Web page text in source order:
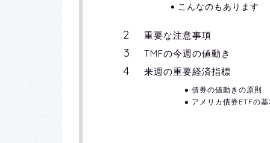
こんなのもあります
重要な注意事項
TMFの今週の値動き
来週の重要経済指標
債券の値動きの原則
アメリカ債券ETFの